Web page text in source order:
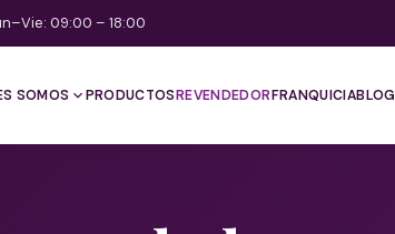
09:00 – 18:00
SOMOS PRODUCTOSREVENDEDORFRANQUICIABLOG